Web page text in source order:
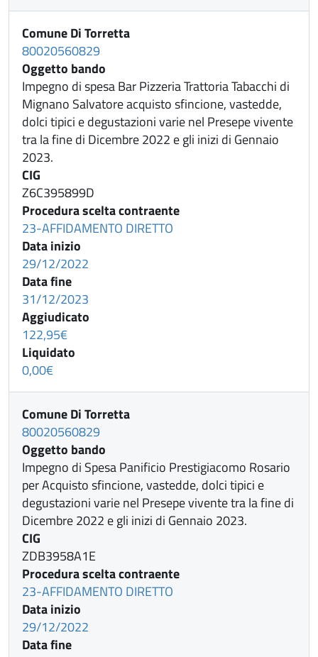
Comune Di Torretta
80020560829
Oggetto bando
Impegno di spesa Bar Pizzeria Trattoria Tabacchi di
Mignano Salvatore acquisto sfincione, vastedde,
dolci tipici e degustazioni varie nel Presepe vivente
tra la fine di Dicembre 2022 e gli inizi di Gennaio
2023.
CIG
Z6C395899D
Procedura scelta contraente
23-AFFIDAMENTO DIRETTO
Data inizio
29/12/2022
Data fine
31/12/2023
Aggiudicato
122,95€
Liquidato
0,00€
Comune Di Torretta
80020560829
Oggetto bando
Impegno di Spesa Panificio Prestigiacomo Rosario
per Acquisto sfincione, vastedde, dolci tipici e
degustazioni varie nel Presepe vivente tra la fine di
Dicembre 2022 e gli inizi di Gennaio 2023.
CIG
ZDB3958A1E
Procedura scelta contraente
23-AFFIDAMENTO DIRETTO
Data inizio
29/12/2022
Data fine